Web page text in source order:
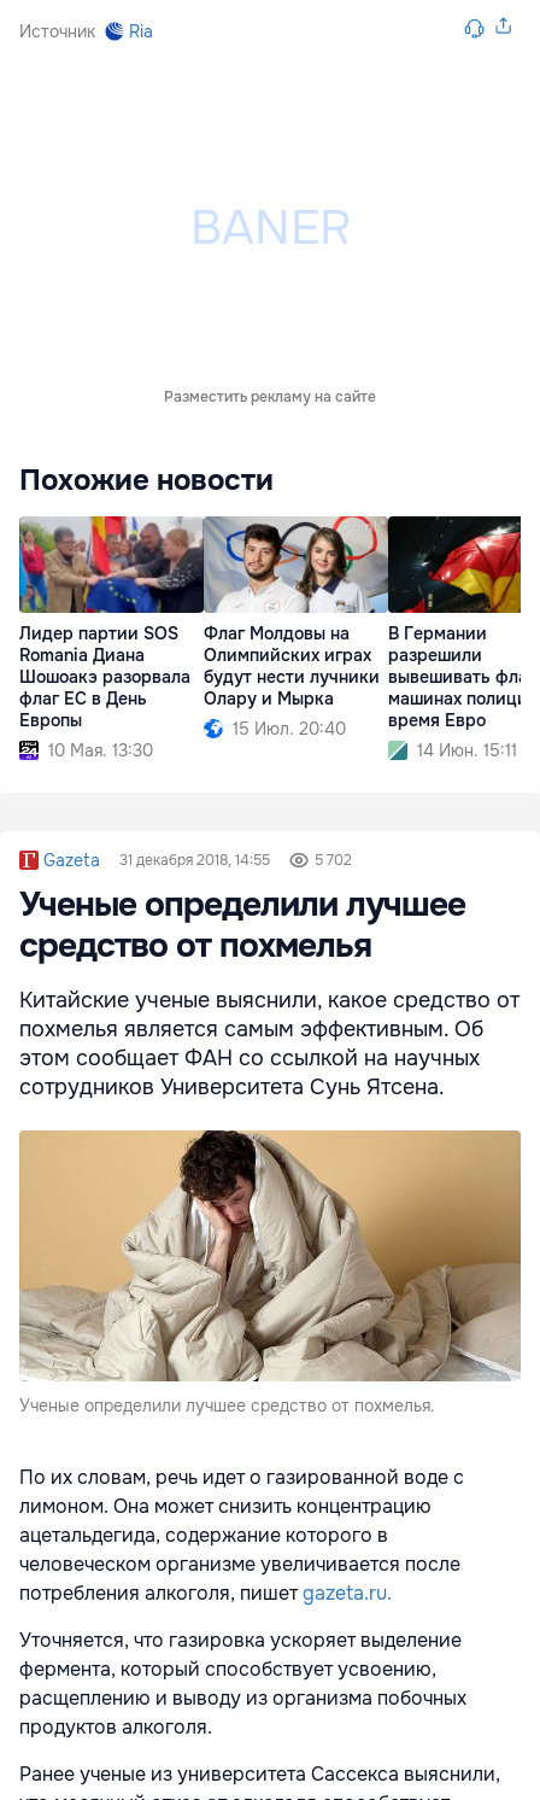
Источник Ria
Разместить рекламу на сайте
Похожие новости
Лидер партии SOS
Romania Диана
Шошоакэ разорвала
флаг ЕС в День
Европы
10 Мая. 13:30
Флаг Молдовы на
Олимпийских играх
будут нести лучники
Олару и Мырка
15 Июл. 20:40
В Германии
разрешили
вывешивать
машинах
время Евро
14 Июн. 15:11
Gazeta 31 декабря 2018, 14:55 5 702
Ученые определили лучшее
средство от похмелья
Китайские ученые выяснили, какое средство от
похмелья является самым эффективным. Об
этом сообщает ФАН со ссылкой на научных
сотрудников Университета Сунь Ятсена.
Ученые определили лучшее средство от похмелья.
По их словам, речь идет о газированной воде с
лимоном. Она может снизить концентрацию
ацетальдегида, содержание которого в
человеческом организме увеличивается после
потребления алкоголя, пишетgazeta.ru.
Уточняется, что газировка ускоряет выделение
фермента, который способствует усвоению,
расщеплению и выводу из организма побочных
продуктов алкоголя.
Ранее ученые из университета Сассекса выяснили,